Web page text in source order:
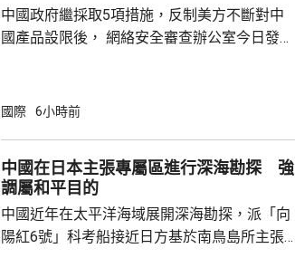
中國政府繼採取5項措施，反制美方不斷對中
國產品設限後， 網絡安全審查辦公室今日發公
公告指，為保障關鍵信息基礎設施安全穩定運
拓產品實施網絡安全審查。 商務部昨日宣布對
美國採取5項反制措施，包括加強無人機相關
兩用物項對出口管...
國際 6小時前
中國在日本主張專屬區進行深海勘探 強
調屬和平目的
中國近年在太平洋海域展開深海勘探，派「向
陽紅6號」科考船接近日方基於南鳥島所主張